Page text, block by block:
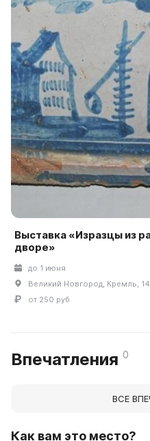
Выставка «Изразцы из
дворе»
до 1 июня
Великий Новгород, Кремль, 14
от 250 руб
Впечатления 0
ВСЕ
Как вам это место?